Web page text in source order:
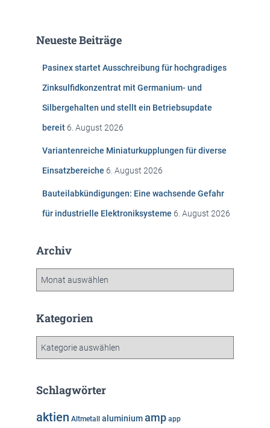
n
Neueste Beiträge
Pasinex startet Ausschreibung für hochgradiges
Zinksulfidkonzentrat mit Germanium- und
Silbergehalten und stellt ein Betriebsupdate
bereit 6. August 2026
Variantenreiche Miniaturkupplungen für diverse
Einsatzbereiche 6. August 2026
Bauteilabkündigungen: Eine wachsende Gefahr
für industrielle Elektroniksysteme 6. August 2026
Archiv
h
Kategorien
g
r
Schlagwörter
aktien Altmetall aluminiumamp app